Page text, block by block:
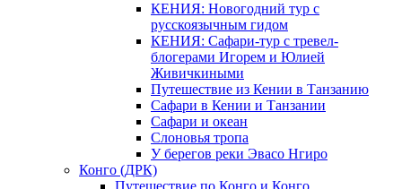
КЕНИЯ: Новогодний тур с
русскоязычным гидом
КЕНИЯ: Сафари-тур с тревел-
блогерами Игорем и Юлией
Живичкиными
Путешествие из Кении в Танзанию
Сафари в Кении и Танзании
Сафари и океан
Слоновья тропа
У берегов реки Эвасо Нгиро
Конго (ДРК)
Путешествие по Конго и Конго